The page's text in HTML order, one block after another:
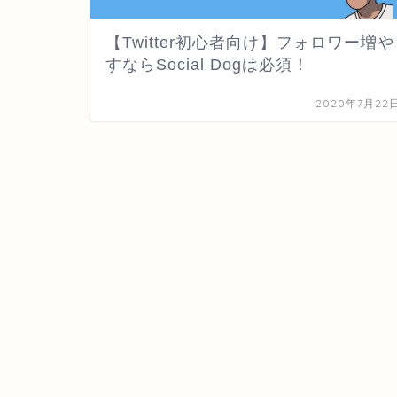
【Twitter初心者向け】フォロワー増や
すならSocial Dogは必須！
2020年7月22